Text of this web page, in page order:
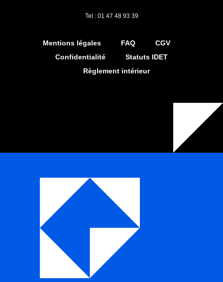
Tel : 01 47 48 93 39
Mentions légales FAQ
CGV
Confidentialité
Statuts IDET
Règlement intérieur